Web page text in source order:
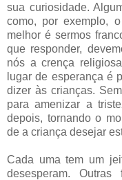
sua curiosidade.
como, por exemplo,
melhor é sermos
que responder,
nós a crença
lugar de esperança é
dizer às crianças.
para amenizar a
depois, tornando o
de a criança desejar
Cada uma tem um
desesperam.